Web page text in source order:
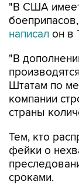
"В США
написал он в
"В
Штатам по
компании
страны
Тем, кто
фейки о
сроками.